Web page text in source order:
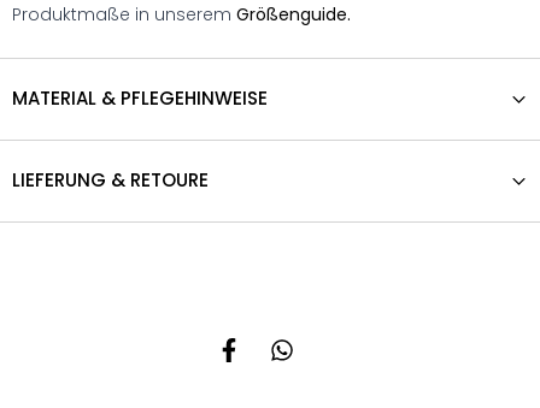
Produktmaße in unserem Größenguide.
MATERIAL & PFLEGEHINWEISE
LIEFERUNG & RETOURE